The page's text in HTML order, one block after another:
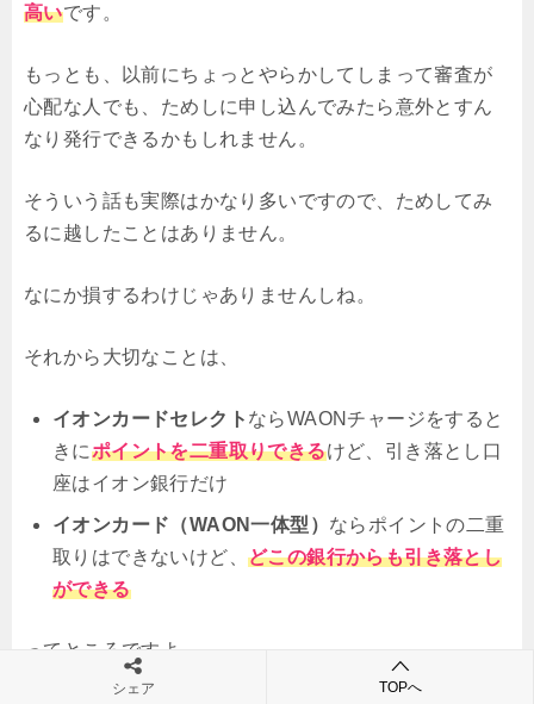
高いです。
もっとも、以前にちょっとやらかしてしまって審査が
心配な人でも、ためしに申し込んでみたら意外とすん
なり発行できるかもしれません。
そういう話も実際はかなり多いですので、ためしてみ
るに越したことはありません。
なにか損するわけじゃありませんしね。
それから大切なことは、
イオンカードセレクト ならWAONチャージをすると
きにポイントを二重取りできるけど、引き落とし口
座はイオン銀行だけ
イオンカード（WAON一体型） ならポイントの二重
取りはできないけど、 どこの銀行からも引き落とし
ができる
ってところですよ。
シェア TOPへ